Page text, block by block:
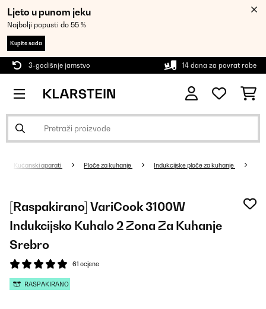
Ljeto u punom jeku
Najbolji popusti do 55 %
Kupite sada
3-godišnje jamstvo 14 dana za povrat robe
Kućanski aparati Ploče za kuhanje Indukcijske ploče za kuhanje
[Raspakirano] VariCook 3100W
Indukcijsko Kuhalo 2 Zona Za Kuhanje
Srebro
61 ocjene
RASPAKIRANO